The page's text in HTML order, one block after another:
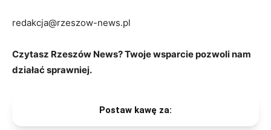
redakcja@rzeszow-news.pl
Czytasz Rzeszów News? Twoje wsparcie pozwoli nam
działać sprawniej.
Postaw kawę za: